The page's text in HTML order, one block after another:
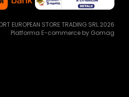
EUROPEAN STORE TRADING SRL 2026
Platforma E-commerce by Gomag